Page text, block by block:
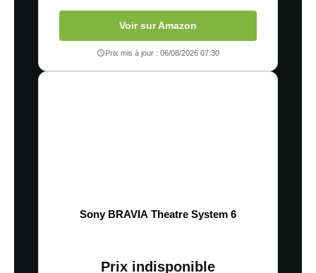
Voir sur Amazon
Prix mis à jour : 06/08/2026 07:30
Sony BRAVIA Theatre System 6
Prix indisponible